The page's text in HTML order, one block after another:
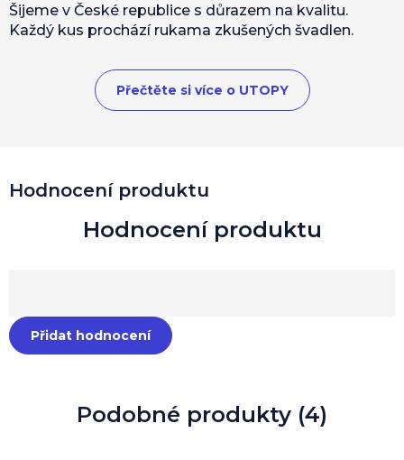
Podobné produkty (4)
Hodnocení produktu
Přidat hodnocení
Šijeme v České republice s důrazem na kvalitu.
Každý kus prochází rukama zkušených švadlen.
Přečtěte si více o UTOPY